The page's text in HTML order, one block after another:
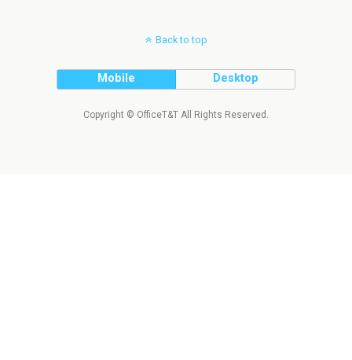
Back to top
Mobile Desktop
Copyright © OfficeT&T All Rights Reserved.